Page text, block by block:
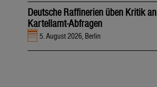
Deutsche Raffinerien üben Kritik an
Kartellamt-Abfragen
5. August 2026, Berlin